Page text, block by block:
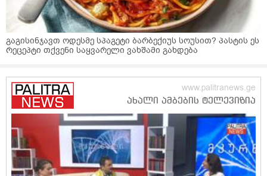
გაგისინჯავთ ოდესმე სპაგეტი ბარბექიუს სოუსით? პასტის ეს
რეცეპტი თქვენი საყვარელი ვახშამი გახდება